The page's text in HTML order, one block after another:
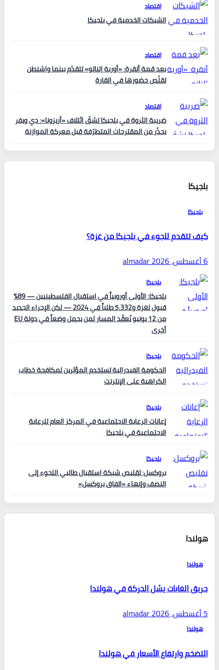
اقتصاد
الشيكات الخدمية في بلجيكا
اقتصاد
بعد قمة أنقرة: «أوربة الناتو» تتقدّم بينما واشنطن
تقلّص حضورها في القارة
اقتصاد
ضريبة الثروة في بلجيكا تشقّ ائتلاف «أريزونا»: دي ويفر
يحذّر من المقترحات المتطرّفة قبل معركة الموازنة
بلجيكا
بلجيكا
كيف تتقدم للجوء في بلجيكا من غزة؟
6 أغسطس، 2026
almadar
بلجيكا
بلجيكا: الأولى أوروبياً في استقبال الفلسطينيين — 89%
قبول لغزة و5,332 طلباً في 2024 — لكن الإجراء الجديد
من 12 يونيو يُعقّد المسار لمن يحمل وضعاً في دولة EU
أخرى
بلجيكا
الحكومة الفيدرالية تستخدم المؤثرين لمكافحة خطاب
الكراهية على الإنترنت
بلجيكا
إعانات الرعاية الاجتماعية في المركز العام للرعاية
الاجتماعية في بلجيكا
بلجيكا
بروكسل: تقليص شبكة استقبال طالبي اللجوء إلى
النصف وإنهاء «اتفاق بروكسل»
هولندا
هولندا
حريق الغابات يشل الحركة في هولندا
5 أغسطس، 2026
almadar
هولندا
التضخم وارتفاع الأسعار في هولندا